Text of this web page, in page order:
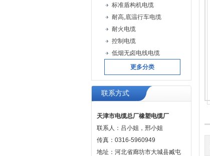
标准盾构机电缆
耐高,底温行车电缆
耐火电缆
控制电缆
低烟无卤电线电缆
更多分类
联系方式
天津市电缆总厂橡塑电缆厂
联系人：吕小姐，邢小姐
传真：0316-5960949
地址：河北省廊坊市大城县臧屯